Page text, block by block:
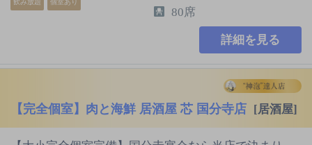
飲み放題 個室あり
80席
詳細を見る
【完全個室】肉と海鮮 居酒屋 芯 国分寺店 [居酒屋]